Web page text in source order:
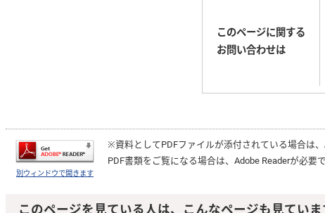
このページに関する
お問い合わせは
別ウィンドウで開きます
※資料としてPDFファイルが添付されている場合は、
PDF書類をご覧になる場合は、 Adobe Readerが必要
このページを見ている人は、こんなページも見ていま